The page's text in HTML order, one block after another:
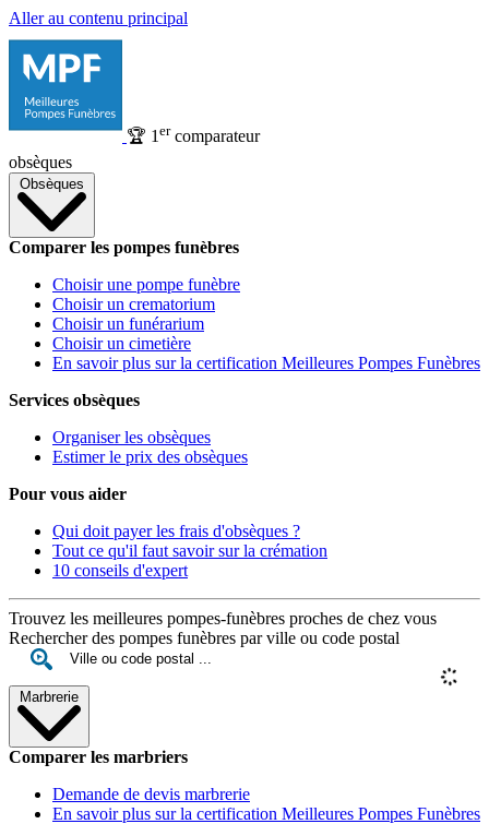
Aller au contenu principal
🏆 1 ercomparateur
obsèques
Obsèques
Comparer les pompes funèbres
Choisir une pompe funèbre
Choisir un crematorium
Choisir un funérarium
Choisir un cimetière
En savoir plus sur la certification Meilleures Pompes Funèbres
Services obsèques
Organiser les obsèques
Estimer le prix des obsèques
Pour vous aider
Qui doit payer les frais d'obsèques ?
Tout ce qu'il faut savoir sur la crémation
10 conseils d'expert
Trouvez les meilleures pompes-funèbres proches de chez vous
Rechercher des pompes funèbres par ville ou code postal
Marbrerie
Comparer les marbriers
Demande de devis marbrerie
En savoir plus sur la certification Meilleures Pompes Funèbres